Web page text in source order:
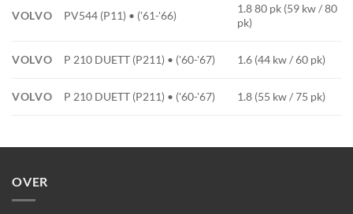
VOLVO PV544 (P11) • ('61-'66)
1.8 80 pk (59 kw / 80
pk)
VOLVO P 210 DUETT (P211) • ('60-'67) 1.6 (44 kw / 60 pk)
VOLVO P 210 DUETT (P211) • ('60-'67) 1.8 (55 kw / 75 pk)
OVER